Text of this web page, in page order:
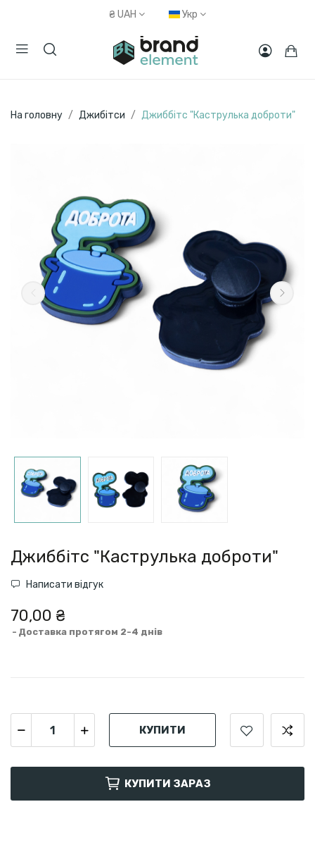
₴ UAH Укр
На головну Джибітси Джиббітс "Каструлька доброти"
Джиббітс "Каструлька доброти"
Написати відгук
70,00 ₴
Доставка протягом 2-4 днів
КУПИТИ
КУПИТИ ЗАРАЗ